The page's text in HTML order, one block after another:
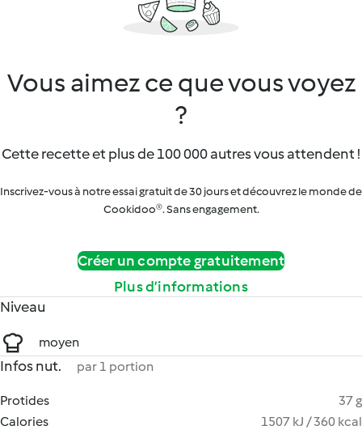
Vous aimez ce que vous voyez
?
Cette recette et plus de 100 000 autres vous attendent !
Inscrivez-vous à notre essai gratuit de 30 jours et découvrez le monde de
Cookidoo®. Sans engagement.
Créer un compte gratuitement
Plus d’informations
Niveau
moyen
Infos nut. par 1 portion
Protides
37 g
Calories
1507 kJ / 360 kcal